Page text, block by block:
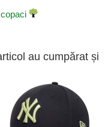
au cumpărat și